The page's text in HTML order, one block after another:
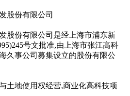
股份有限公司
股份有限公司是经上海市浦东新
号文批准,由上海市张江高科
久事公司募集设立的股份有限公
土地使用权经营,商业化高科技项